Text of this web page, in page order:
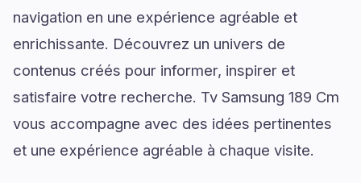
navigation en une expérience agréable et
enrichissante. Découvrez un univers de
contenus créés pour informer, inspirer et
satisfaire votre recherche. Tv Samsung 189 Cm
vous accompagne avec des idées pertinentes
et une expérience agréable à chaque visite.